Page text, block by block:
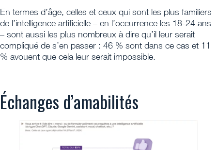
En termes d’âge, celles et ceux qui sont les plus familiers
de l’intelligence artificielle – en l’occurrence les 18-24 ans
– sont aussi les plus nombreux à dire qu’il leur serait
compliqué de s’en passer : 46 % sont dans ce cas et 11
% avouent que cela leur serait impossible.
Échanges d’amabilités